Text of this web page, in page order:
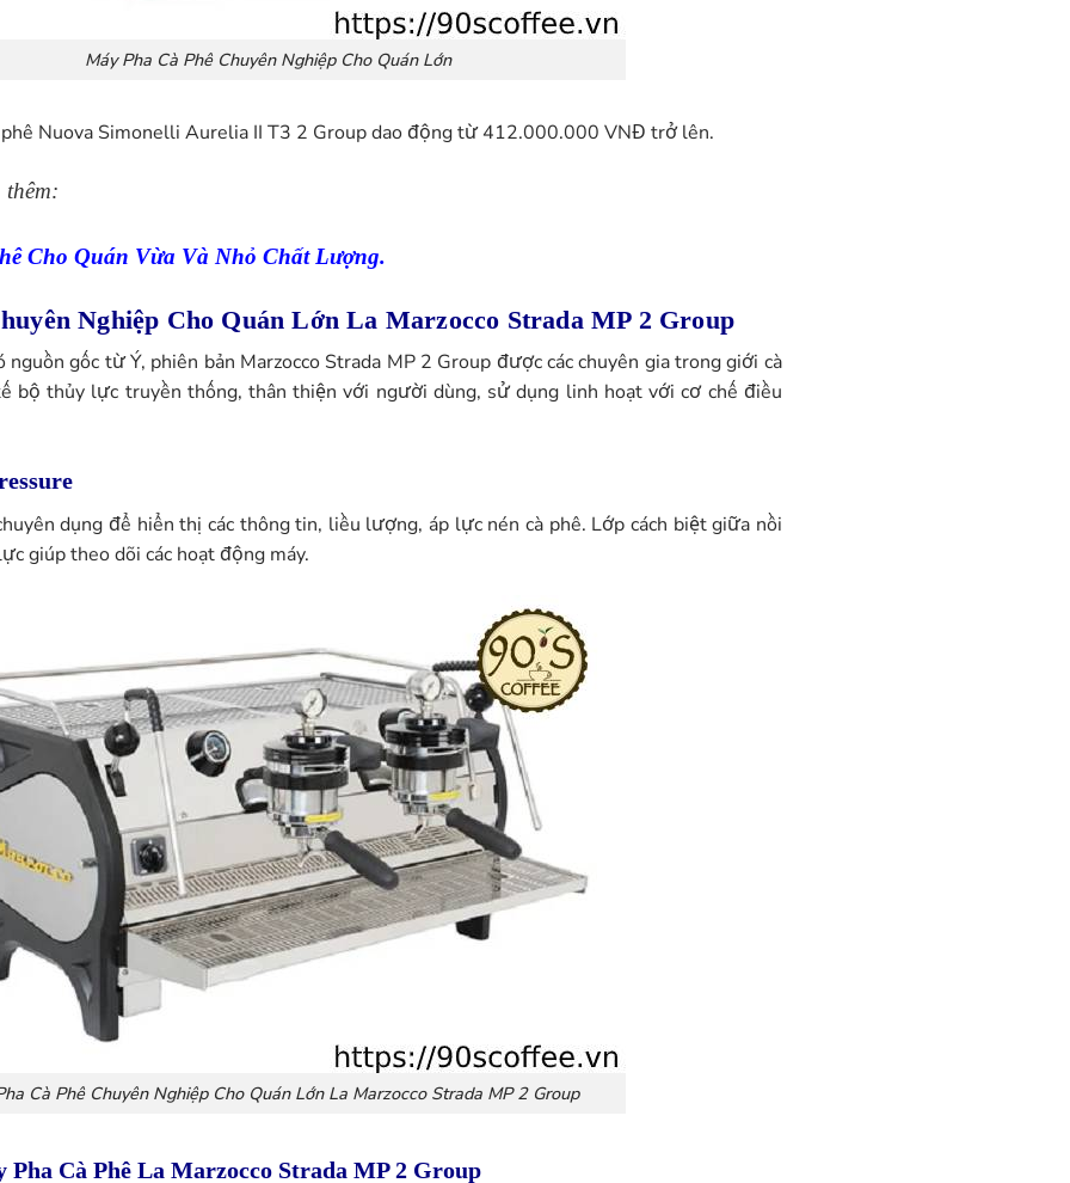
Máy Pha Cà Phê Chuyên Nghiệp Cho Quán Lớn
phê Nuova Simonelli Aurelia II T3 2 Group dao động từ 412.000.000 VNĐ trở lên.
thêm:
Cho Quán Vừa Và Nhỏ Chất Lượng.
Nghiệp Cho Quán LớnLa Marzocco Strada MP 2 Group
nguồn gốc từ Ý, phiên bản Marzocco Strada MP 2 Group được các chuyên gia trong giới cà
bộ thủy lực truyền thống, thân thiện với người dùng, sử dụng linh hoạt với cơ chế điều
dụng để hiển thị các thông tin, liều lượng, áp lực nén cà phê. Lớp cách biệt giữa nồi
giúp theo dõi các hoạt động máy.
Cà Phê Chuyên Nghiệp Cho Quán Lớn La Marzocco Strada MP 2 Group
Pha Cà Phê La Marzocco Strada MP 2 Group